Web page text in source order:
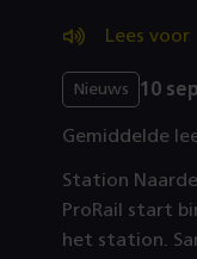
Lees voor
Nieuws 10
Gemiddelde
Station
ProRail start
het station.